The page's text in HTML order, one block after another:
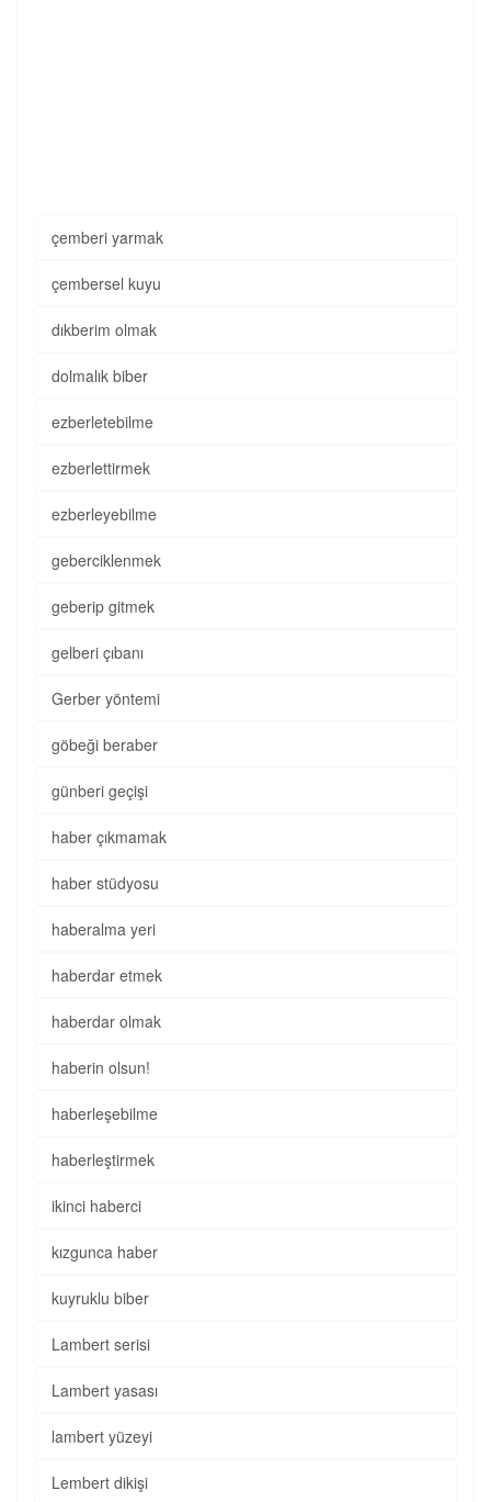
çemberi yarmak
çembersel kuyu
dıkberim olmak
dolmalık biber
ezberletebilme
ezberlettirmek
ezberleyebilme
geberciklenmek
geberip gitmek
gelberi çıbanı
Gerber yöntemi
göbeği beraber
günberi geçişi
haber çıkmamak
haber stüdyosu
haberalma yeri
haberdar etmek
haberdar olmak
haberin olsun!
haberleşebilme
haberleştirmek
ikinci haberci
kızgunca haber
kuyruklu biber
Lambert serisi
Lambert yasası
lambert yüzeyi
Lembert dikişi